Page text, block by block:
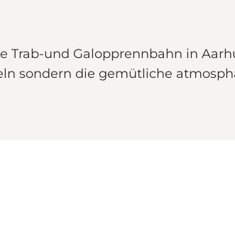
Trab-und Galopprennbahn in
sondern die gemütliche